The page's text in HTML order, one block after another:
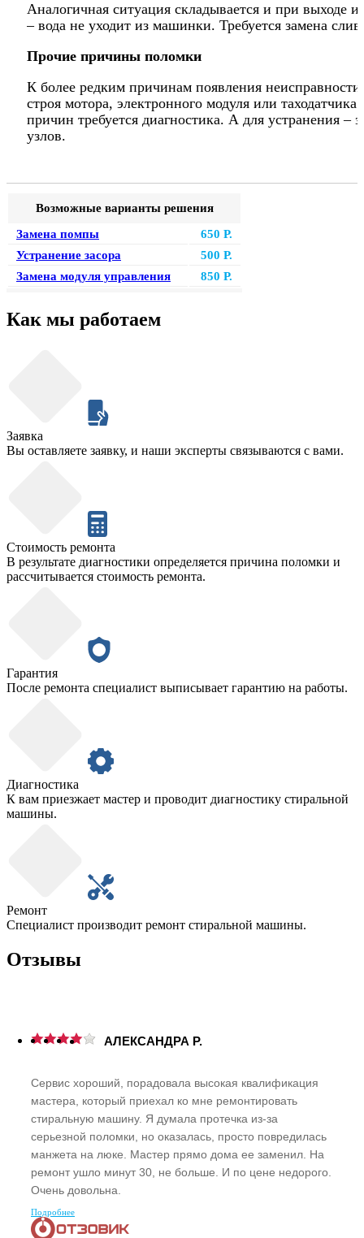
Аналогичная ситуация складывается и при выходе
– вода не уходит из машинки. Требуется замена
Прочие причины поломки
К более редким причинам появления неисправности
строя мотора, электронного модуля или
причин требуется диагностика. А для устранения –
узлов.
Возможные варианты решения
Замена помпы
650 Р.
Устранение засора
500 Р.
Замена модуля управления
850 Р.
Как мы работаем
Заявка
Вы оставляете заявку, и наши эксперты связываются с вами.
Стоимость ремонта
В результате диагностики определяется причина поломки и
рассчитывается стоимость ремонта.
Гарантия
После ремонта специалист выписывает гарантию на работы.
Диагностика
К вам приезжает мастер и проводит диагностику стиральной
машины.
Ремонт
Специалист производит ремонт стиральной машины.
Отзывы
АЛЕКСАНДРА Р.
Сервис хороший, порадовала высокая квалификация
мастера, который приехал ко мне ремонтировать
стиральную машину. Я думала протечка из-за
серьезной поломки, но оказалась, просто повредилась
манжета на люке. Мастер прямо дома ее заменил. На
ремонт ушло минут 30, не больше. И по цене недорого.
Очень довольна.
Подробнее